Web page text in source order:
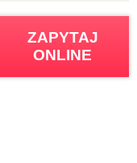
ZAPYTAJ
ONLINE